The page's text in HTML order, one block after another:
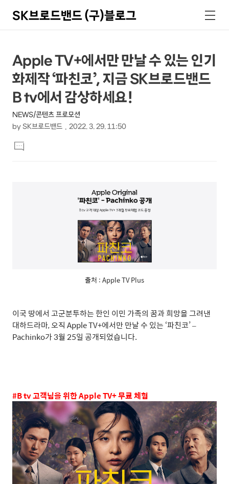
SK브로드밴드 (구)블로그
색
메
뉴
상
세
컨
텐
츠
본
문
제
목
Apple TV+에서만 만날 수 있는 인기
화제작 ‘파친코’, 지금 SK브로드밴드
B tv에서 감상하세요!
NEWS/콘텐츠 프로모션
by SK브로드밴드 2022. 3. 29. 11:50
문
댓
글
출처 : Apple TV Plus
이국 땅에서 고군분투하는 한인 이민 가족의 꿈과 희망을 그려낸
대하드라마,오직 Apple TV+에서만 만날 수 있는 ‘파친코’ –
Pachinko가3월 25일 공개되었습니다.
#B tv고객님을 위한Apple TV+무료 체험